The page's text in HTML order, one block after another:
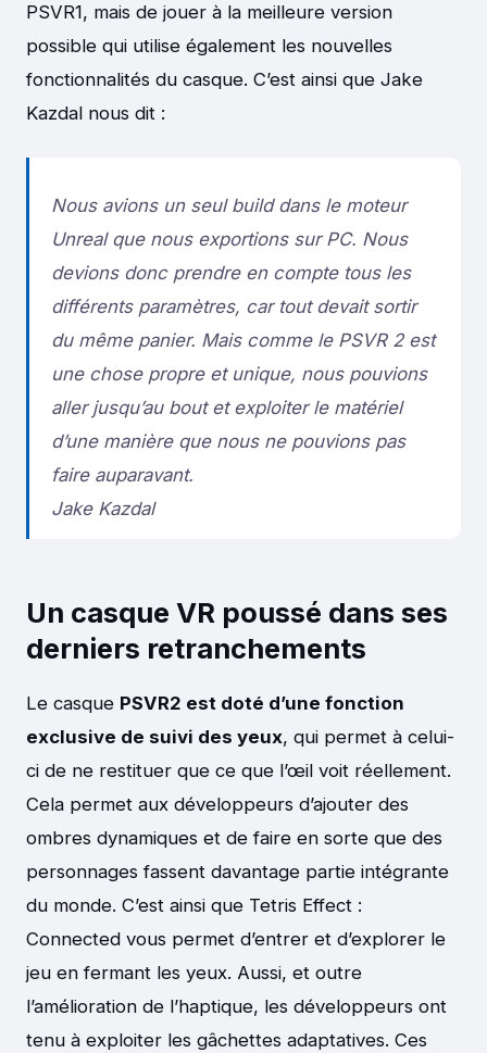
PSVR1, mais de jouer à la meilleure version
possible qui utilise également les nouvelles
fonctionnalités du casque. C’est ainsi que Jake
Kazdal nous dit :
Nous avions un seul build dans le moteur
Unreal que nous exportions sur PC. Nous
devions donc prendre en compte tous les
différents paramètres, car tout devait sortir
du même panier. Mais comme le PSVR 2 est
une chose propre et unique, nous pouvions
aller jusqu’au bout et exploiter le matériel
d’une manière que nous ne pouvions pas
faire auparavant.
Jake Kazdal
Un casque VR poussé dans ses
derniers retranchements
Le casque PSVR2 est doté d’une fonction
exclusive de suivi des yeux, qui permet à celui-
ci de ne restituer que ce que l’œil voit réellement.
Cela permet aux développeurs d’ajouter des
ombres dynamiques et de faire en sorte que des
personnages fassent davantage partie intégrante
du monde. C’est ainsi que Tetris Effect :
Connected vous permet d’entrer et d’explorer le
jeu en fermant les yeux. Aussi, et outre
l’amélioration de l’haptique, les développeurs ont
tenu à exploiter les gâchettes adaptatives. Ces